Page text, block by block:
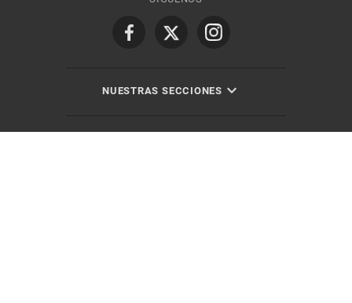
NUESTRAS SECCIONES